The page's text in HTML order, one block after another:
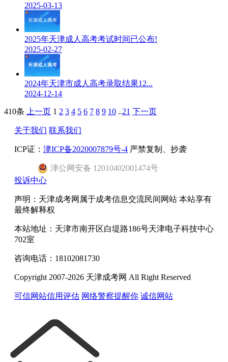
2025-03-13
2025年天津成人高考考试时间已公布!
2025-02-27
2024年天津市成人高考录取结果12...
2024-12-14
410条 上一页 1 2 3 4 5 6 7 8 9 10 ..21 下一页
关于我们 联系我们
ICP证： 津ICP备2020007879号-4 严禁复制、抄袭
津公网安备 12010402001474号
投诉中心
声明：天津成考网属于成考信息交流民间网站 本站享有
最终解释权
本站地址：天津市南开区白堤路186号天津电子科技中心
702室
咨询电话：18102081730
Copyright 2007-2026 天津成考网 All Right Reserved
可信网站信用评估 网络警察提醒你 诚信网站